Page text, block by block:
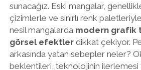
sunacağız. Eski mangalar,
çizimlerle ve sınırlı renk
nesil mangalarda modern grafik
görsel efektlerdikkat çekiyor.
arkasında yatan sebepler neler?
beklentileri, teknolojinin ilerlemesi